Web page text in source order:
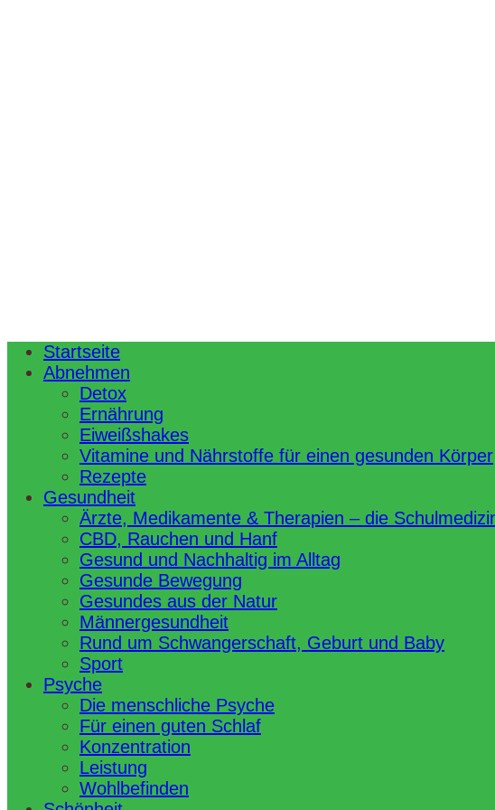
Startseite
Abnehmen
Detox
Ernährung
Eiweißshakes
Vitamine und Nährstoffe für einen gesunden Körper
Rezepte
Gesundheit
Ärzte, Medikamente & Therapien – die
CBD, Rauchen und Hanf
Gesund und Nachhaltig im Alltag
Gesunde Bewegung
Gesundes aus der Natur
Männergesundheit
Rund um Schwangerschaft, Geburt und Baby
Sport
Psyche
Die menschliche Psyche
Für einen guten Schlaf
Konzentration
Leistung
Wohlbefinden